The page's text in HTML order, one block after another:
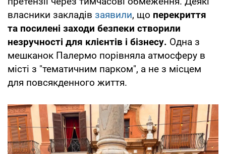
власники закладів заявили, що перекриття
та посилені заходи безпеки створили
незручності для клієнтів і бізнесу. Одна з
мешканок Палермо порівняла атмосферу в
місті з "тематичним парком", а не з місцем
для повсякденного життя.